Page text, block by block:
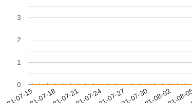
0
1
2
3